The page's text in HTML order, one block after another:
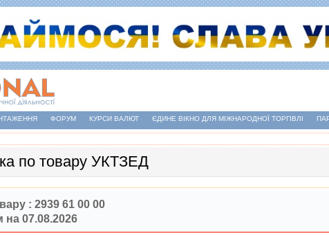
ФОРУМ КУРСИ ВАЛЮТ ЄДИНЕ ВІКНО ДЛЯ МІЖНАРОДНОЇ ТОРГІВЛІ
по товару УКТЗЕД
:2939 61 00 00
на 07.08.2026